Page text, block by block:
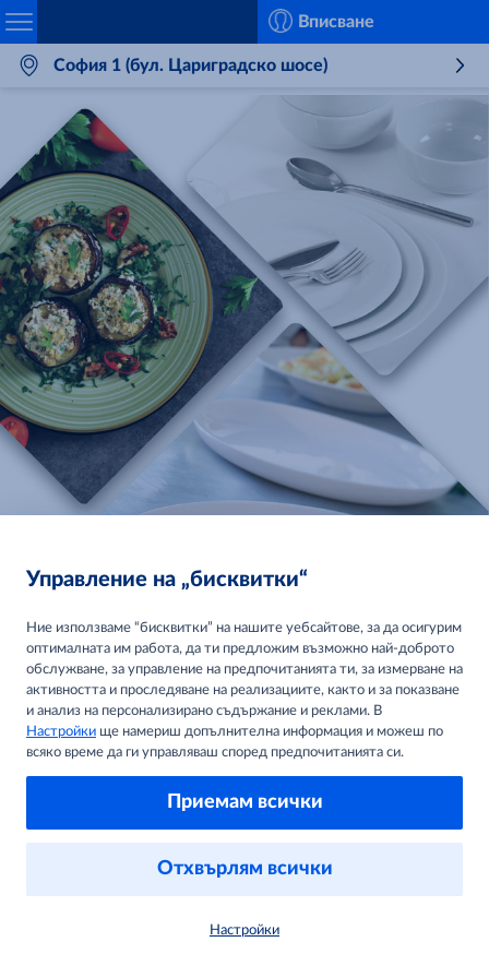
Вписване
София 1 (бул. Цариградско шосе)
Search